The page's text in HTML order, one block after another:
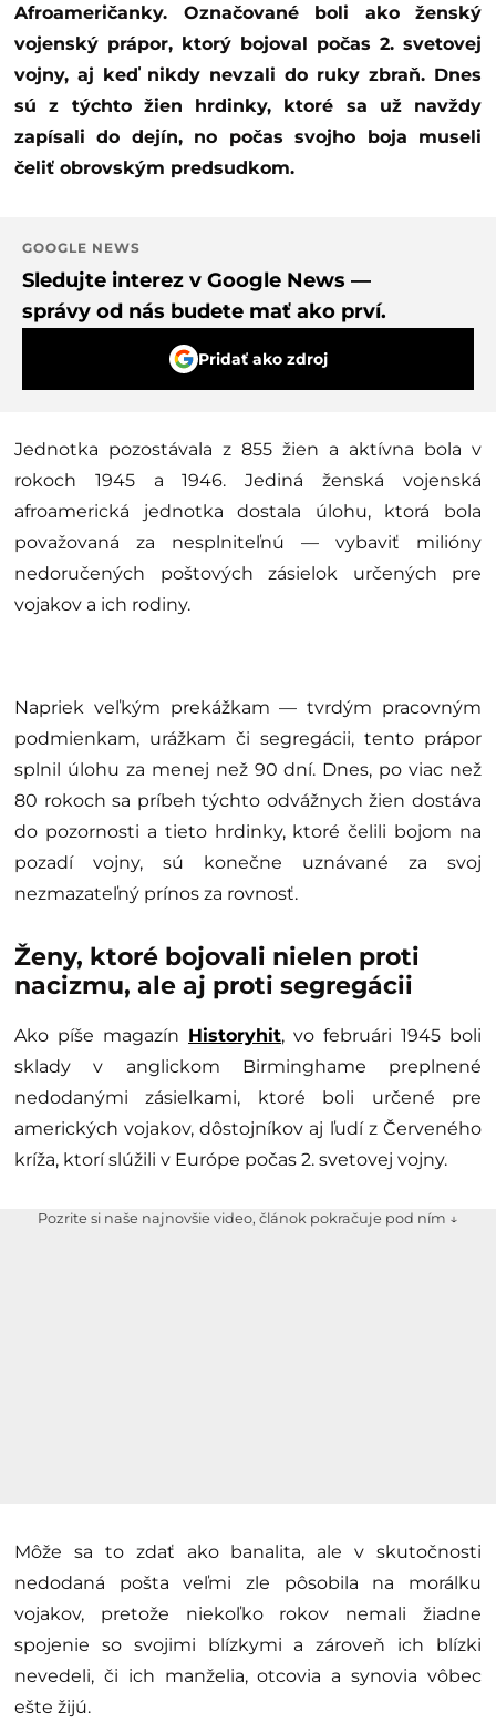
Afroameričanky. Označované boli ako ženský
vojenský prápor, ktorý bojoval počas 2. svetovej
vojny, aj keď nikdy nevzali do ruky zbraň. Dnes
sú z týchto žien hrdinky, ktoré sa už navždy
zapísali do dejín, no počas svojho boja museli
čeliť obrovským predsudkom.
GOOGLE NEWS
Sledujte interez v Google News —
správy od nás budete mať ako prví.
Pridať ako zdroj
Jednotka pozostávala z 855 žien a aktívna bola v
rokoch 1945 a 1946. Jediná ženská vojenská
afroamerická jednotka dostala úlohu, ktorá bola
považovaná za nesplniteľnú — vybaviť milióny
nedoručených poštových zásielok určených pre
vojakov a ich rodiny.
Napriek veľkým prekážkam — tvrdým pracovným
podmienkam, urážkam či segregácii, tento prápor
splnil úlohu za menej než 90 dní. Dnes, po viac než
80 rokoch sa príbeh týchto odvážnych žien dostáva
do pozornosti a tieto hrdinky, ktoré čelili bojom na
pozadí vojny, sú konečne uznávané za svoj
nezmazateľný prínos za rovnosť.
Ženy, ktoré bojovali nielen proti
nacizmu, ale aj proti segregácii
Ako píše magazín Historyhit, vo februári 1945 boli
sklady v anglickom Birminghame preplnené
nedodanými zásielkami, ktoré boli určené pre
amerických vojakov, dôstojníkov aj ľudí z Červeného
kríža, ktorí slúžili v Európe počas 2. svetovej vojny.
Pozrite si naše najnovšie video, článok pokračuje pod ním ↓
Môže sa to zdať ako banalita, ale v skutočnosti
nedodaná pošta veľmi zle pôsobila na morálku
vojakov, pretože niekoľko rokov nemali žiadne
spojenie so svojimi blízkymi a zároveň ich blízki
nevedeli, či ich manželia, otcovia a synovia vôbec
ešte žijú.